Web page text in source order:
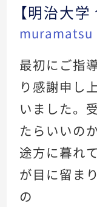
【明治大
muramatsu
最初にご指
り感謝申し
いました。
たらいいの
途方に暮れ
が目に留ま
の
【明
治
大
学
合
格】
保
護
者